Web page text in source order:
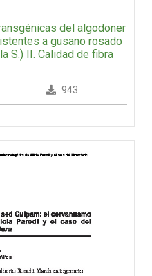
del algodoner
a gusano rosado
S.) II. Calidad de fibra
943